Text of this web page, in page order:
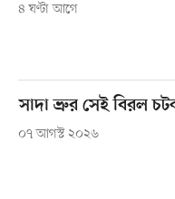
৪ ঘণ্টা আগে
সাদা ভ্রুর সেই বিরল
০৭ আগস্ট ২০২৬